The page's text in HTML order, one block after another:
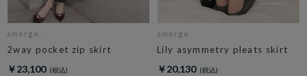
amerge.
2way pocket zip skirt
￥23,100
amerge.
Lily asymmetry pleats skirt
￥20,130